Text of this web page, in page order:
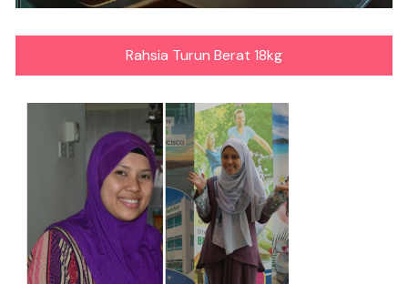
Rahsia Turun Berat 18kg